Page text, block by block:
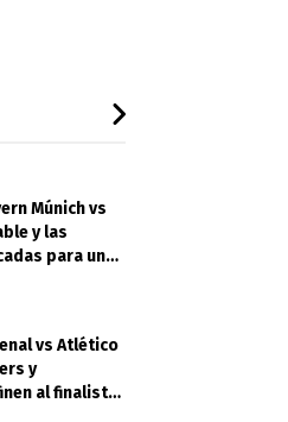
Múnich vs
y las
para una
vs Atlético
y
al finalista